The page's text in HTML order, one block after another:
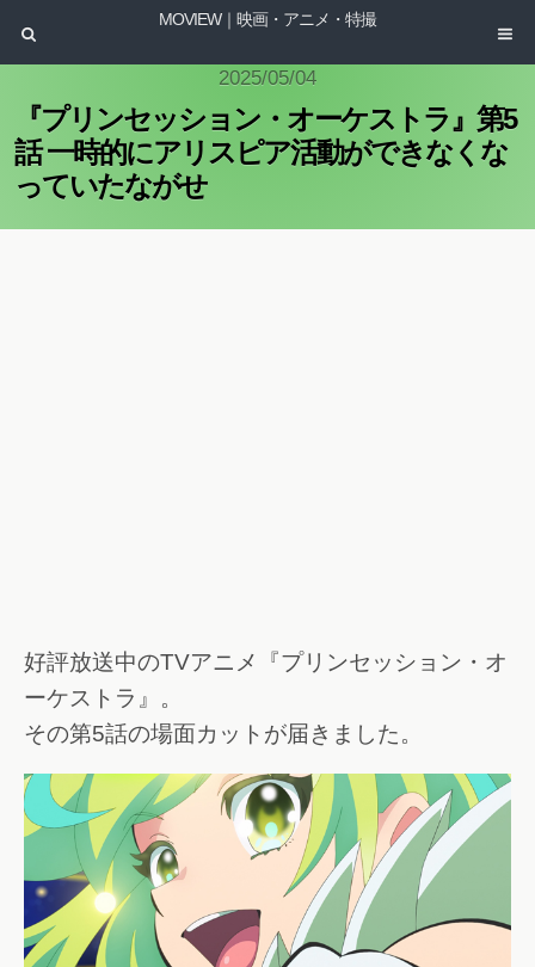
MOVIEW｜映画・アニメ・特撮
2025/05/04
『プリンセッション・オーケストラ』第5
話 一時的にアリスピア活動ができなくな
っていたながせ
好評放送中のTVアニメ『プリンセッション・オ
ーケストラ』。
その第5話の場面カットが届きました。